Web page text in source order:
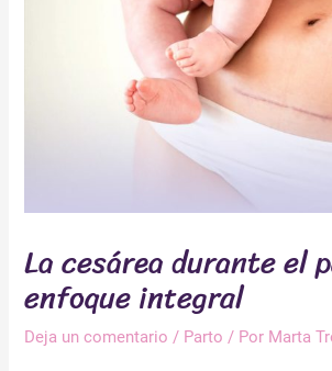
La cesárea durante el
enfoque integral
Deja un comentario / Parto / Por Marta